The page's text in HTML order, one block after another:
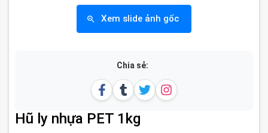
Xem slide ảnh gốc
Chia sẻ:
Hũ ly nhựa PET 1kg